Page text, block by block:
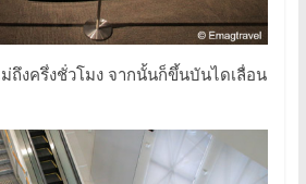
ม่ถึงครึ่งชั่วโมง จากนั้นก็ขึ้นบันไดเลื่อน